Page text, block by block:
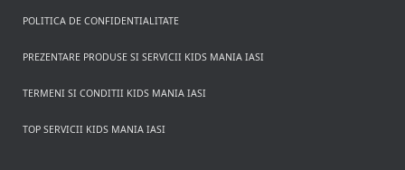
POLITICA DE CONFIDENTIALITATE
PREZENTARE PRODUSE SI SERVICII KIDS MANIA IASI
TERMENI SI CONDITII KIDS MANIA IASI
TOP SERVICII KIDS MANIA IASI